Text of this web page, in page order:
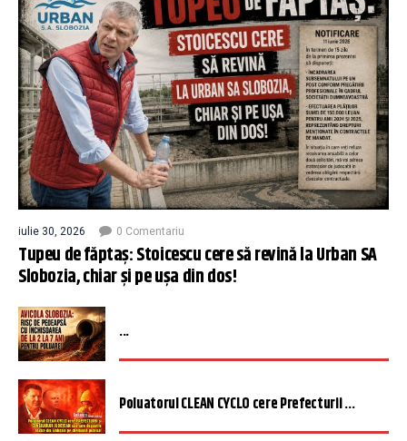
iulie 30, 2026 0 Comentariu
Tupeu de făptaș: Stoicescu cere să revină la Urban SA
Slobozia, chiar și pe ușa din dos!
...
Poluatorul CLEAN CYCLO cere Prefecturii ...